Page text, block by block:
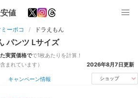
値
ミーポコ ドラえもん
パンツ Lサイズ
実質価格でで1枚あたりを計算！
まれています）
2026年8月7日更新
キャンペーン情報 ショップ